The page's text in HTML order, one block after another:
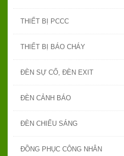
THIẾT BỊ PCCC
THIẾT BỊ BÁO CHÁY
ĐÈN SỰ CỐ, ĐÈN EXIT
ĐÈN CẢNH BÁO
ĐÈN CHIẾU SÁNG
ĐỒNG PHỤC CÔNG NHÂN